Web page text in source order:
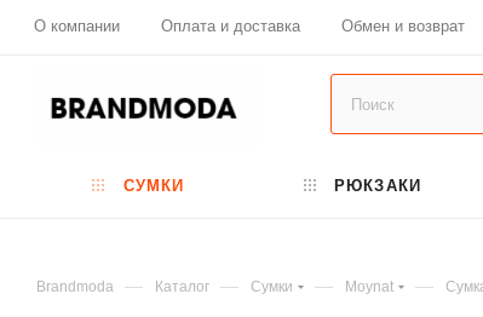
О компании Оплата и доставка Обмен и возврат
СУМКИ РЮКЗАКИ
Brandmoda — Каталог — Сумки — Moynat —